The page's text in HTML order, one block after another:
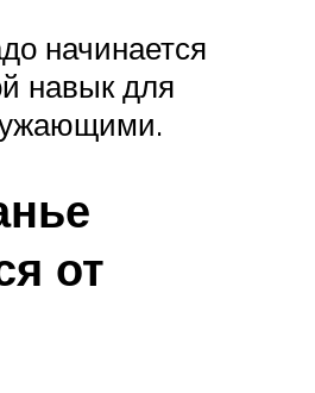
начинается
навык для
от